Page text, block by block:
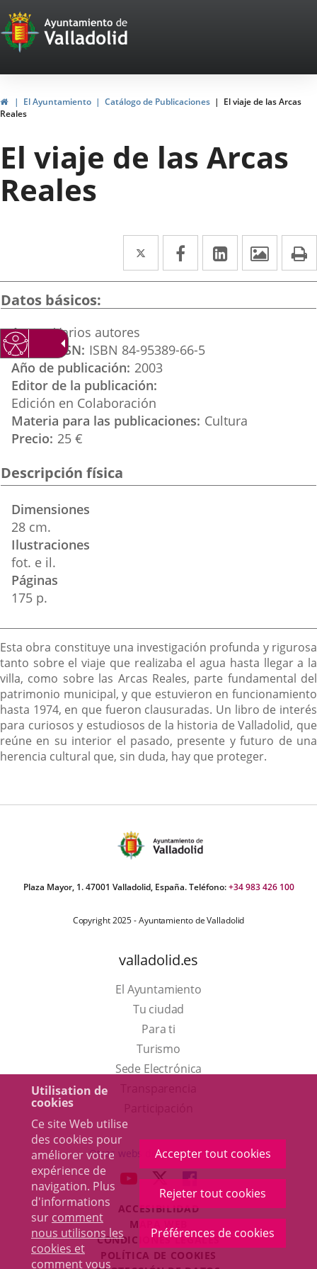
Utilisation de
cookies
Ce site Web utilise
des cookies pour
améliorer votre
expérience de
navigation. Plus
d'informations
sur comment
nous utilisons les
cookies et
comment vous
Accepter tout cookies
Rejeter tout cookies
Préférences de cookies
Portal
Web
del
Ayuntamiento
de
Valladolid
InicioEl Ayuntamiento Catálogo de Publicaciones
El viaje de las Arcas
Reales
El viaje de las Arcas
Reales
Twitter
Enlace
a
externa.
Facebook
Enlace
a
externa.
LinkedIn
Enlace
a
Datos básicos
Autor Varios autores
ISBN / ISSN ISBN 84-95389-66-5
Año de publicación 2003
Editor de la publicación
Edición en Colaboración
Materia para las publicaciones Cultura
Precio 25 €
Descripción física
Dimensiones
28 cm.
Ilustraciones
fot. e il.
Páginas
175 p.
Contenido
Esta obra constituye una investigación profunda y rigurosa
tanto sobre el viaje que realizaba el agua hasta llegar a la
villa, como sobre las Arcas Reales, parte fundamental del
patrimonio municipal, y que estuvieron en funcionamiento
hasta 1974, en que fueron clausuradas. Un libro de interés
para curiosos y estudiosos de la historia de Valladolid, que
reúne en su interior el pasado, presente y futuro de una
herencia cultural que, sin duda, hay que proteger.
Plaza Mayor, 1. 47001 Valladolid, España. Teléfono:+34 983 426 100
Copyright 2025 - Ayuntamiento de Valladolid
valladolid.es
El Ayuntamiento
Tu ciudad
Para ti
TurismoEste
enlace
una
ventana
nueva.
Sede Electrónica
externa.
Otras webs del ayuntamiento
ENLACE
UNA
APLICACIÓN
EXTERNA.
ENLACE
A
UNA
APLICACIÓN
EXTERNA.
ENLACE
A
UNA
APLICACIÓN
EXTERNA.
ACCESIBILIDAD
MAPA WEB
CONDICIONES LEGALES
POLÍTICA DE COOKIES